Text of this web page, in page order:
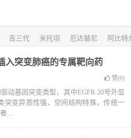
吉三代 米托坦 厄达替尼 阿比特
入突变肺癌的专属靶向药
赞(0)
动基因突变类型，其中EGFR 20号外显
突变异质性强、空间结构特殊，传统一
...